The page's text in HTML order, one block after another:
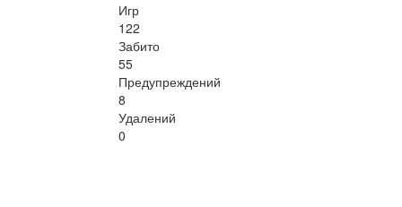
Игр
122
Забито
55
Предупреждений
8
Удалений
0